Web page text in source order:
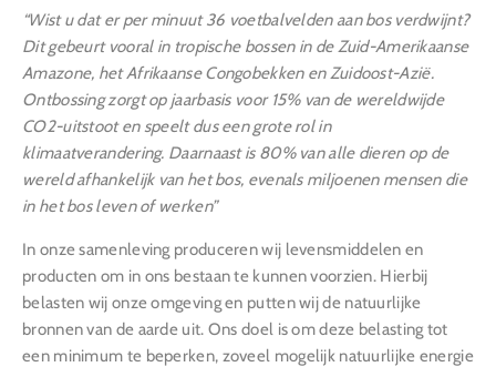
“Wist u dat er per minuut 36 voetbalvelden aan bos verdwijnt?
Dit gebeurt vooral in tropische bossen in de Zuid-Amerikaanse
Amazone, het Afrikaanse Congobekken en Zuidoost-Azië.
Ontbossing zorgt op jaarbasis voor 15% van de wereldwijde
CO2-uitstoot en speelt dus een grote rol in
klimaatverandering. Daarnaast is 80% van alle dieren op de
wereld afhankelijk van het bos, evenals miljoenen mensen die
in het bos leven of werken”
In onze samenleving produceren wij levensmiddelen en
producten om in ons bestaan te kunnen voorzien. Hierbij
belasten wij onze omgeving en putten wij de natuurlijke
bronnen van de aarde uit. Ons doel is om deze belasting tot
een minimum te beperken, zoveel mogelijk natuurlijke energie